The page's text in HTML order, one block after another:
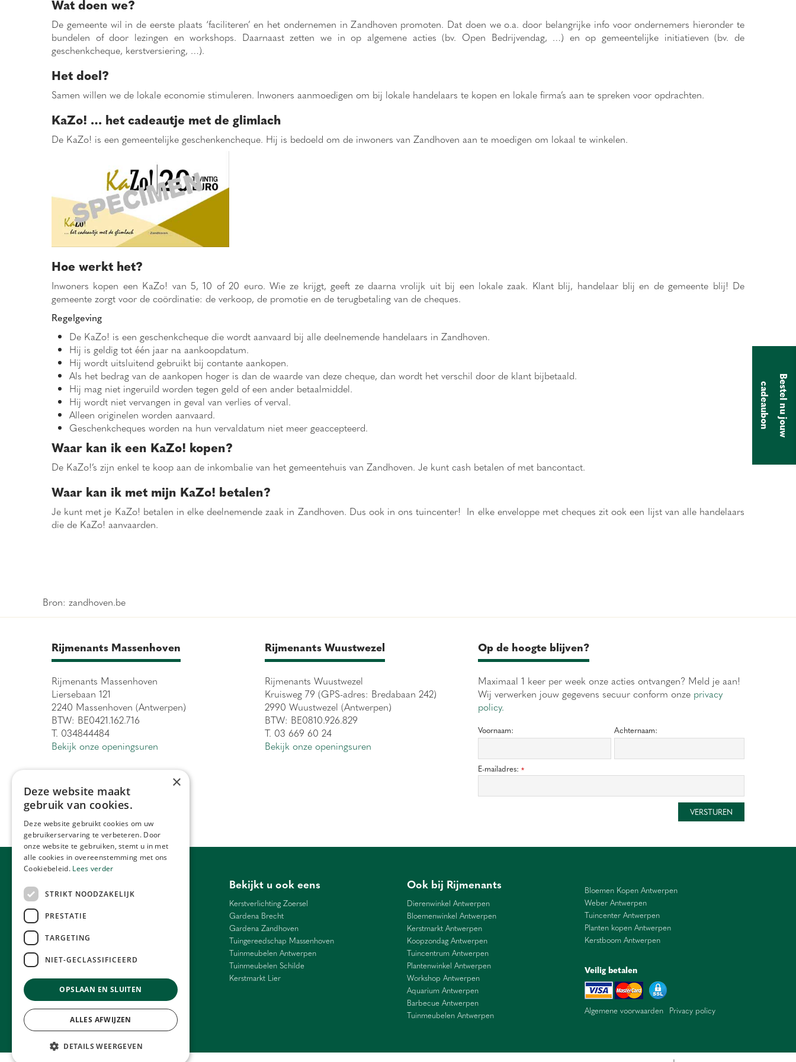
Wat doen we?
De gemeente wil in de eerste plaats ‘faciliteren’ en het ondernemen in Zandhoven promoten. Dat doen we o.a. door belangrijke info voor ondernemers hieronder te
bundelen of door lezingen en workshops. Daarnaast zetten we in op algemene acties (bv. Open Bedrijvendag, …) en op gemeentelijke initiatieven (bv. de
geschenkcheque, kerstversiering, …).
Het doel?
Samen willen we de lokale economie stimuleren. Inwoners aanmoedigen om bij lokale handelaars te kopen en lokale firma’s aan te spreken voor opdrachten.
KaZo! … het cadeautje met de glimlach
De KaZo! is een gemeentelijke geschenkencheque. Hij is bedoeld om de inwoners van Zandhoven aan te moedigen om lokaal te winkelen.
Hoe werkt het?
Inwoners kopen een KaZo! van 5, 10 of 20 euro. Wie ze krijgt, geeft ze daarna vrolijk uit bij een lokale zaak. Klant blij, handelaar blij en de gemeente blij! De
gemeente zorgt voor de coördinatie: de verkoop, de promotie en de terugbetaling van de cheques.
Regelgeving
De KaZo! is een geschenkcheque die wordt aanvaard bij alle deelnemende handelaars in Zandhoven.
Hij is geldig tot één jaar na aankoopdatum.
Hij wordt uitsluitend gebruikt bij contante aankopen.
Als het bedrag van de aankopen hoger is dan de waarde van deze cheque, dan wordt het verschil door de klant bijbetaald.
Hij mag niet ingeruild worden tegen geld of een ander betaalmiddel.
Hij wordt niet vervangen in geval van verlies of verval.
Alleen originelen worden aanvaard.
Geschenkcheques worden na hun vervaldatum niet meer geaccepteerd.
Waar kan ik een KaZo! kopen?
De KaZo!’s zijn enkel te koop aan de inkombalie van het gemeentehuis van Zandhoven. Je kunt cash betalen of met bancontact.
Waar kan ik met mijn KaZo! betalen?
Je kunt met je KaZo! betalen in elke deelnemende zaak in Zandhoven. Dus ook in ons tuincenter! In elke enveloppe met cheques zit ook een lijst van alle handelaars
die de KaZo! aanvaarden.
Bron: zandhoven.be
Rijmenants Massenhoven
Rijmenants Massenhoven
Liersebaan 121
2240 Massenhoven (Antwerpen)
BTW: BE0421.162.716
T. 034844484
Bekijk onze openingsuren
Rijmenants Wuustwezel
Rijmenants Wuustwezel
Kruisweg 79 (GPS-adres: Bredabaan 242)
2990 Wuustwezel (Antwerpen)
BTW: BE0810.926.829
T. 03 669 60 24
Bekijk onze openingsuren
Op de hoogte blijven?
Maximaal 1 keer per week onze acties ontvangen? Meld je aan!
Wij verwerken jouw gegevens secuur conform onze privacy
policy.
Voornaam: Achternaam:
E-mailadres: *
Veilig betalen
Algemene voorwaarden Privacy policy
Bloemen Antwerpen
Bloemen Schilde
Cadeau Grobbendonk
Interieur Antwerpen
Kamerplanten Antwerpen
Tuincentrum Antwerpen
Bekijkt u ook eens
Kerstverlichting Zoersel
Gardena Brecht
Gardena Zandhoven
Tuingereedschap Massenhoven
Tuinmeubelen Antwerpen
Tuinmeubelen Schilde
Kerstmarkt Lier
Ook bij Rijmenants
Dierenwinkel Antwerpen
Bloemenwinkel Antwerpen
Kerstmarkt Antwerpen
Koopzondag Antwerpen
Tuincentrum Antwerpen
Plantenwinkel Antwerpen
Workshop Antwerpen
Aquarium Antwerpen
Barbecue Antwerpen
Tuinmeubelen Antwerpen
Bloemen Kopen Antwerpen
Weber Antwerpen
Tuincenter Antwerpen
Planten kopen Antwerpen
Kerstboom Antwerpen
B
e
s
t
e
l
n
u
j
o
u
w
ca
d
e
a
u
b
o
n
×
Deze website maakt
gebruik van cookies.
Deze website gebruikt cookies om uw
gebruikerservaring te verbeteren. Door
onze website te gebruiken, stemt u in met
alle cookies in overeenstemming met ons
Cookiebeleid. Lees verder
STRIKT NOODZAKELIJK
PRESTATIE
TARGETING
NIET-GECLASSIFICEERD
OPSLAAN EN SLUITEN
ALLES AFWIJZEN
DETAILS WEERGEVEN